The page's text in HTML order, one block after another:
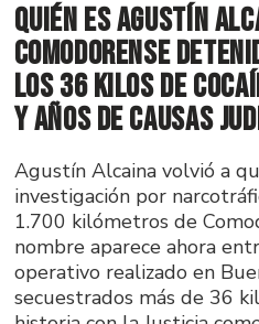
Quién es Agustín
comodorense
los 36 kilos de
y años de causas
Agustín Alcaina volvió a
investigación por
1.700 kilómetros de
nombre aparece ahora
operativo realizado en
secuestrados más de 36